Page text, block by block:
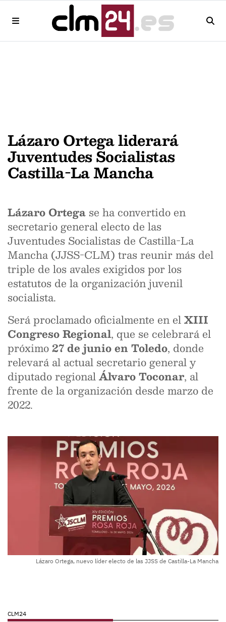
Lázaro Ortega liderará
Juventudes Socialistas
Castilla-La Mancha
Lázaro Ortega se ha convertido en
secretario general electo de las
Juventudes Socialistas de Castilla-La
Mancha (JJSS-CLM) tras reunir más del
triple de los avales exigidos por los
estatutos de la organización juvenil
socialista.
Será proclamado oficialmente en elXIII
Congreso Regional, que se celebrará el
próximo27 de junio en Toledo, donde
relevará al actual secretario general y
diputado regionalÁlvaro Toconar, al
frente de la organización desde marzo de
2022.
Lázaro Ortega, nuevo líder electo de las JJSS de Castilla-La Mancha
CLM24